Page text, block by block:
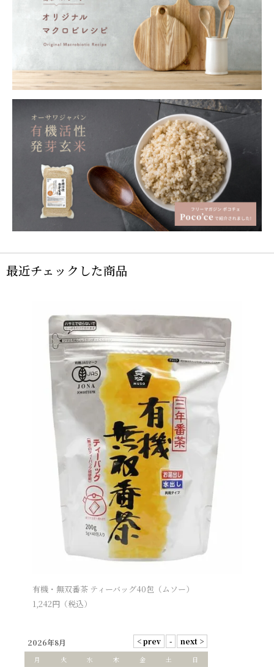
最近チェックした商品
有機・無双番茶 ティーバッグ40包（ムソー）
1,242円（税込）
2026年8月
月 火 水 木 金 土
日